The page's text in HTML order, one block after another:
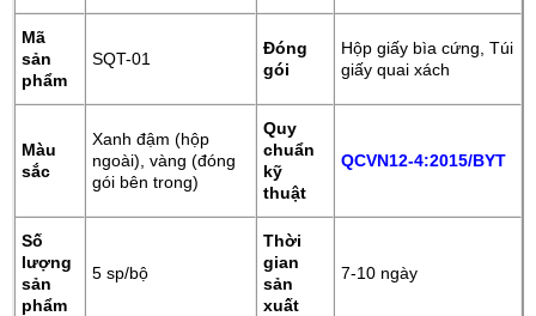
Mã
sản
phẩm
SQT-01
Đóng
gói
Hộp giấy bìa cứng, Túi
giấy quai xách
Màu
sắc
Xanh đậm (hộp
ngoài), vàng (đóng
gói bên trong)
Quy
chuẩn
kỹ
thuật
QCVN12-4:2015/BYT
Số
lượng
sản
phẩm
5 sp/bộ
Thời
gian
sản
xuất
7-10 ngày